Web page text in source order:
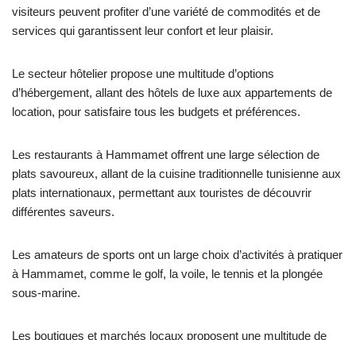
visiteurs peuvent profiter d’une variété de commodités et de
services qui garantissent leur confort et leur plaisir.
Le secteur hôtelier propose une multitude d’options
d’hébergement, allant des hôtels de luxe aux appartements de
location, pour satisfaire tous les budgets et préférences.
Les restaurants à Hammamet offrent une large sélection de
plats savoureux, allant de la cuisine traditionnelle tunisienne aux
plats internationaux, permettant aux touristes de découvrir
différentes saveurs.
Les amateurs de sports ont un large choix d’activités à pratiquer
à Hammamet, comme le golf, la voile, le tennis et la plongée
sous-marine.
Les boutiques et marchés locaux proposent une multitude de